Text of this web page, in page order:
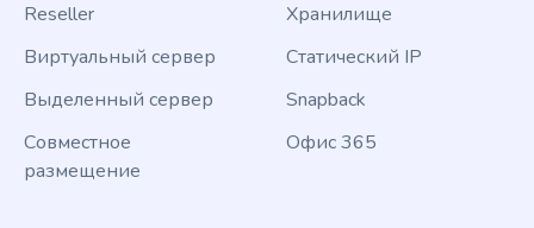
Reseller
Виртуальный сервер
Выделенный сервер
Совместное
размещение
Хранилище
Статический IP
Snapback
Офис 365